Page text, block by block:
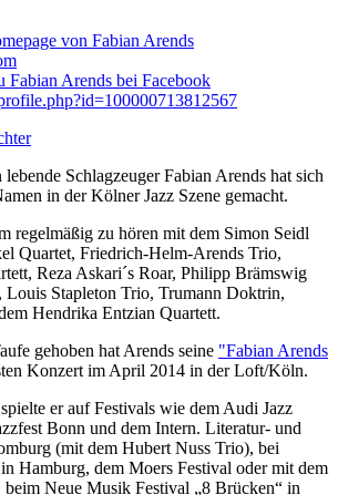
Schlagzeuger Fabian Arends hat sich
in der Kölner Jazz Szene gemacht.
regelmäßig zu hören mit dem Simon Seidl
Quartet, Friedrich-Helm-Arends Trio,
Reza Askari´s Roar, Philipp Brämswig
Louis Stapleton Trio, Trumann Doktrin,
Hendrika Entzian Quartett.
gehoben hat Arends seine "Fabian Arends
Konzert im April 2014 in der Loft/Köln.
er auf Festivals wie dem Audi Jazz
Bonn und dem Intern. Literatur- und
(mit dem Hubert Nuss Trio), bei
Hamburg, dem Moers Festival oder mit dem
Neue Musik Festival „8 Brücken“ in